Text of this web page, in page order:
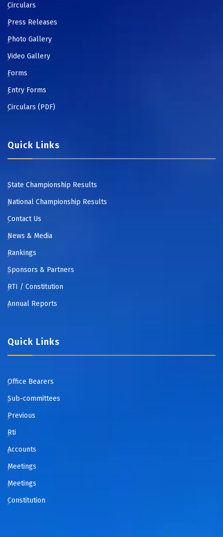
Circulars
Press Releases
Photo Gallery
Video Gallery
Forms
Entry Forms
Circulars (PDF)
Quick Links
State Championship Results
National Championship Results
Contact Us
News & Media
Rankings
Sponsors & Partners
RTI / Constitution
Annual Reports
Quick Links
Office Bearers
Sub-committees
Previous
Rti
Accounts
Meetings
Meetings
Constitution